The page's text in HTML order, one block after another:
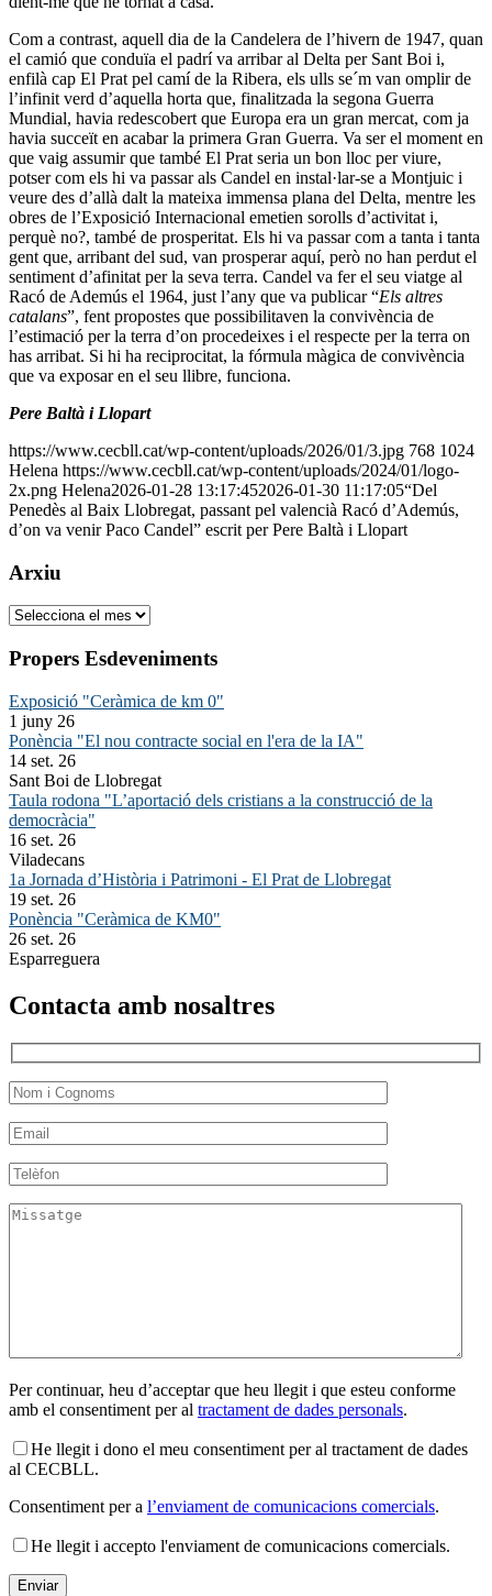
Com a contrast, aquell dia de la Candelera de l’hivern de 1947, quan
el camió que conduïa el padrí va arribar al Delta per Sant Boi i,
enfilà cap El Prat pel camí de la Ribera, els ulls se´m van omplir de
l’infinit verd d’aquella horta que, finalitzada la segona Guerra
Mundial, havia redescobert que Europa era un gran mercat, com ja
havia succeït en acabar la primera Gran Guerra. Va ser el moment en
que vaig assumir que també El Prat seria un bon lloc per viure,
potser com els hi va passar als Candel en instal·lar-se a Montjuic i
veure des d’allà dalt la mateixa immensa plana del Delta, mentre les
obres de l’Exposició Internacional emetien sorolls d’activitat i,
perquè no?, també de prosperitat. Els hi va passar com a tanta i tanta
gent que, arribant del sud, van prosperar aquí, però no han perdut el
sentiment d’afinitat per la seva terra. Candel va fer el seu viatge al
Racó de Ademús el 1964, just l’any que va publicar “Els altres
catalans”, fent propostes que possibilitaven la convivència de
l’estimació per la terra d’on procedeixes i el respecte per la terra on
has arribat. Si hi ha reciprocitat, la fórmula màgica de convivència
que va exposar en el seu llibre, funciona.
Pere Baltà i Llopart
https://www.cecbll.cat/wp-content/uploads/2026/01/3.jpg 768 1024
Helena https://www.cecbll.cat/wp-content/uploads/2024/01/logo-
2x.png Helena2026-01-28 13:17:452026-01-30 11:17:05“Del
Penedès al Baix Llobregat, passant pel valencià Racó d’Ademús,
d’on va venir Paco Candel” escrit per Pere Baltà i Llopart
Arxiu
Arxiu
Propers Esdeveniments
Exposició "Ceràmica de km 0"
1 juny 26
Ponència "El nou contracte social en l'era de la IA"
14 set. 26
Sant Boi de Llobregat
Taula rodona "L’aportació dels cristians a la construcció de la
democràcia"
16 set. 26
Viladecans
1a Jornada d’Història i Patrimoni - El Prat de Llobregat
19 set. 26
Ponència "Ceràmica de KM0"
26 set. 26
Esparreguera
Contacta amb nosaltres
Per continuar, heu d’acceptar que heu llegit i que esteu conforme
amb el consentiment per al tractament de dades personals.
He llegit i dono el meu consentiment per al tractament de dades
al CECBLL.
Consentiment per a l’enviament de comunicacions comercials.
He llegit i accepto l'enviament de comunicacions comercials.